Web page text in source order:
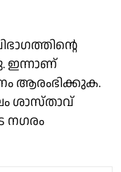
ഇന്നാണ്
ആരംഭിക്കുക.
ശാസ്താവ്
നഗരം